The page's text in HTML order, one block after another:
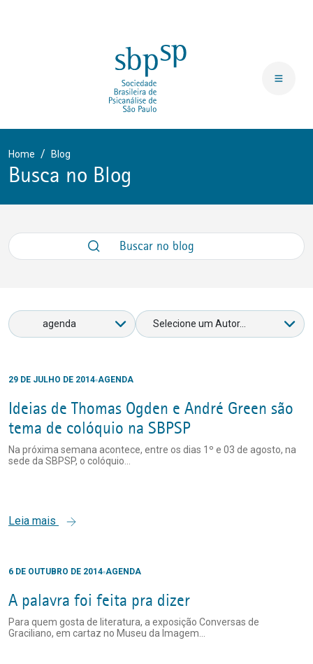
Home Blog
Busca no Blog
29 DE JULHO DE 2014 AGENDA
Ideias de Thomas Ogden e André Green são
tema de colóquio na SBPSP
Na próxima semana acontece, entre os dias 1º e 03 de agosto, na
sede da SBPSP, o colóquio...
Leia mais
6 DE OUTUBRO DE 2014 AGENDA
A palavra foi feita pra dizer
Para quem gosta de literatura, a exposição Conversas de
Graciliano, em cartaz no Museu da Imagem...